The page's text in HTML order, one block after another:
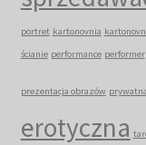
portret kartonovnia
ścianie performance performer
prezentacja obrazów
erotyczna